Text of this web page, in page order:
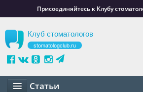
Присоединяйтесь к Клубу
Клуб стоматологов
stomatologclub.ru
Статьи